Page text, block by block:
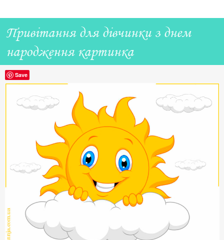
Привітання для дівчинки з днем
народження картинка
Save